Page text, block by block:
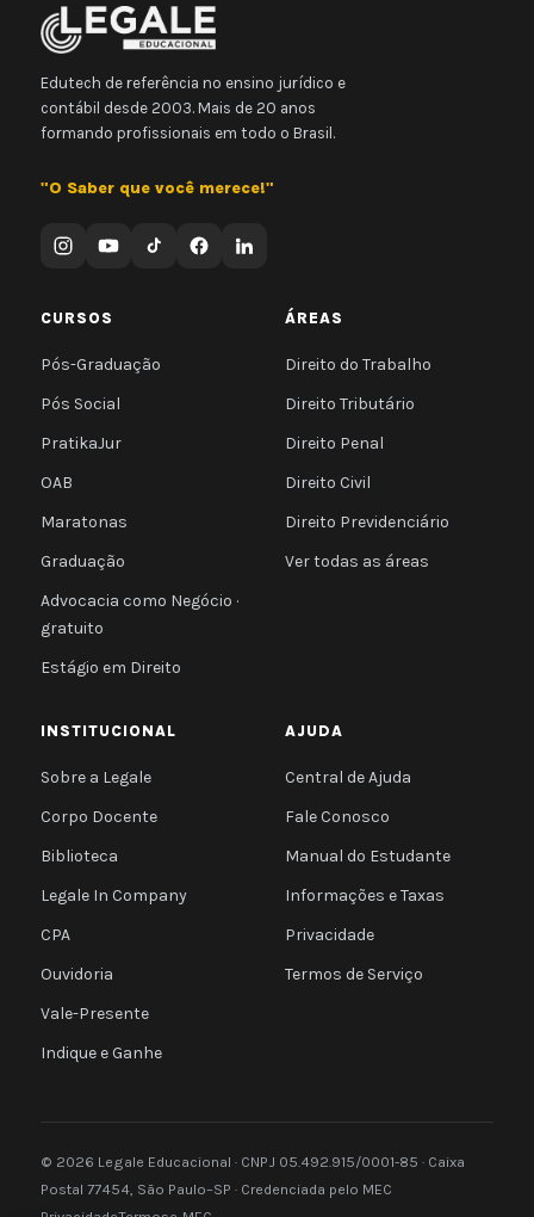
Edutech de referência no ensino jurídico e
contábil desde 2003. Mais de 20 anos
formando profissionais em todo o Brasil.
"O Saber que você merece!"
CURSOS
Pós-Graduação
Pós Social
PratikaJur
OAB
Maratonas
Graduação
Advocacia como Negócio ·
gratuito
Estágio em Direito
ÁREAS
Direito do Trabalho
Direito Tributário
Direito Penal
Direito Civil
Direito Previdenciário
Ver todas as áreas
INSTITUCIONAL
Sobre a Legale
Corpo Docente
Biblioteca
Legale In Company
CPA
Ouvidoria
Vale-Presente
Indique e Ganhe
AJUDA
Central de Ajuda
Fale Conosco
Manual do Estudante
Informações e Taxas
Privacidade
Termos de Serviço
© 2026 Legale Educacional · CNPJ 05.492.915/0001-85 · Caixa
Postal 77454, São Paulo–SP · Credenciada pelo MEC